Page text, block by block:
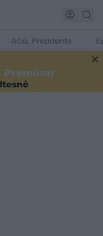
Ačiū, Prezidente